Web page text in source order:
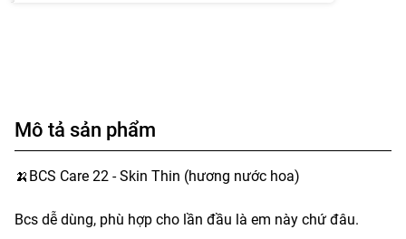
Mô tả sản phẩm
🍌BCS Care 22 - Skin Thin (hương nước hoa)
Bcs dễ dùng, phù hợp cho lần đầu là em này chứ đâu.